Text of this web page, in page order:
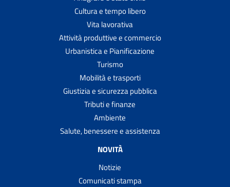
Cultura e tempo libero
Vita lavorativa
Attività produttive e commercio
Urbanistica e Pianificazione
Turismo
Mobilità e trasporti
Giustizia e sicurezza pubblica
Tributi e finanze
Ambiente
Salute, benessere e assistenza
NOVITÀ
Notizie
Comunicati stampa